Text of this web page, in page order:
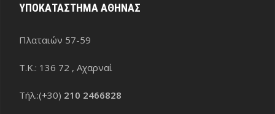
ΥΠΟΚΑΤΑΣΤΗΜΑ ΑΘΗΝΑΣ
Πλαταιών 57-59
Τ.Κ.: 136 72 , Αχαρναί
Τήλ.:(+30) 210 2466828